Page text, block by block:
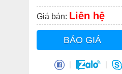
Giá bán: Liên hệ
BÁO GIÁ
| |